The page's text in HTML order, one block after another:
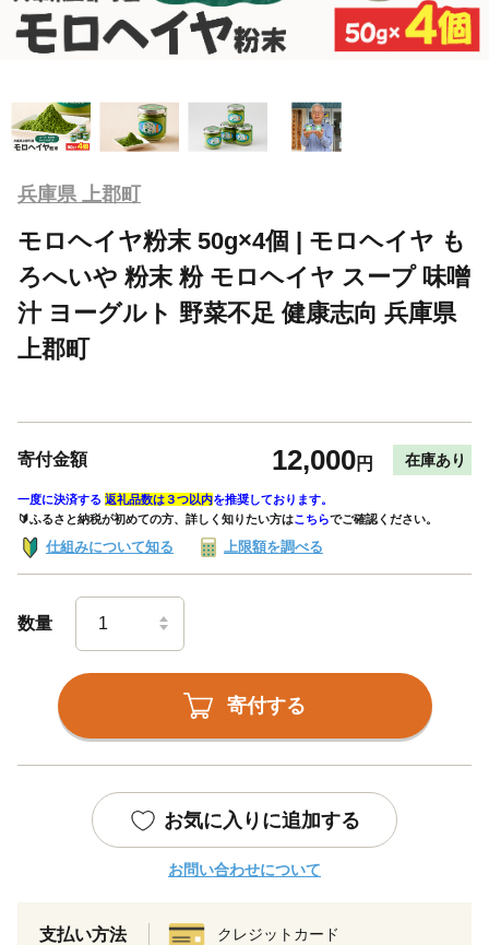
兵庫県 上郡町
モロヘイヤ粉末 50g×4個 | モロヘイヤ も
ろへいや 粉末 粉 モロヘイヤ スープ 味噌
汁 ヨーグルト 野菜不足 健康志向 兵庫県
上郡町
寄付金額 12,000円 在庫あり
一度に決済する 返礼品数は３つ以内を推奨しております。
🔰ふるさと納税が初めての方、詳しく知りたい方はこちらでご確認ください。
仕組みについて知る 上限額を調べる
数量
寄付する
お気に入りに追加する
お問い合わせについて
支払い方法 クレジットカード